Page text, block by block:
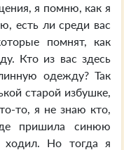
я помню, как я
есть ли среди вас
помнят, как
Кто из вас здесь
одежду? Так
старой избушке,
то, я не знаю кто,
пришила синюю
ходил. Но тогда я